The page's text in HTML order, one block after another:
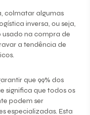
colmatar algumas
inversa, ou seja,
na compra de
a tendência de
que 99% dos
significa que todos os
podem ser
especializadas. Esta